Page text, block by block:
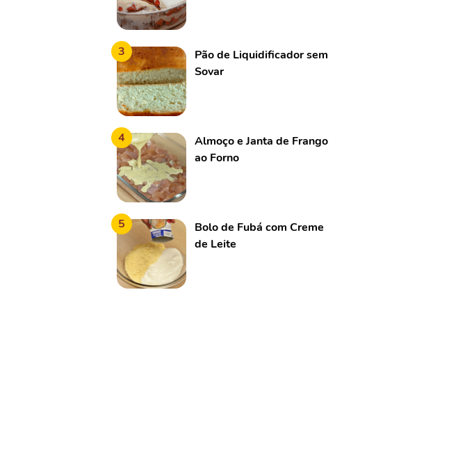
3
Pão de Liquidificador sem
Sovar
4
Almoço e Janta de Frango
ao Forno
5
Bolo de Fubá com Creme
de Leite